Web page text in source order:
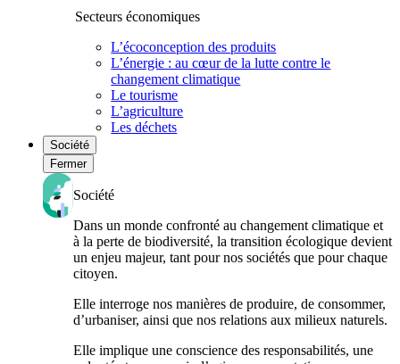
Secteurs économiques
L’écoconception des produits
L’énergie : au cœur de la lutte contre le
changement climatique
Le tourisme
L’agriculture
Les déchets
Société
Fermer
Société
Dans un monde confronté au changement climatique et
à la perte de biodiversité, la transition écologique devient
un enjeu majeur, tant pour nos sociétés que pour chaque
citoyen.
Elle interroge nos manières de produire, de consommer,
d’urbaniser, ainsi que nos relations aux milieux naturels.
Elle implique une conscience des responsabilités, une